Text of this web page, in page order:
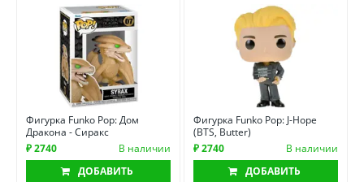
Фигурка Funko Pop: Дом
Дракона - Сиракс
₽ 2740
В наличии
ДОБАВИТЬ
Фигурка Funko Pop: J-Hope
(BTS, Butter)
₽ 2740
В наличии
ДОБАВИТЬ